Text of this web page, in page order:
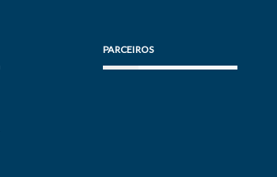
PARCEIROS